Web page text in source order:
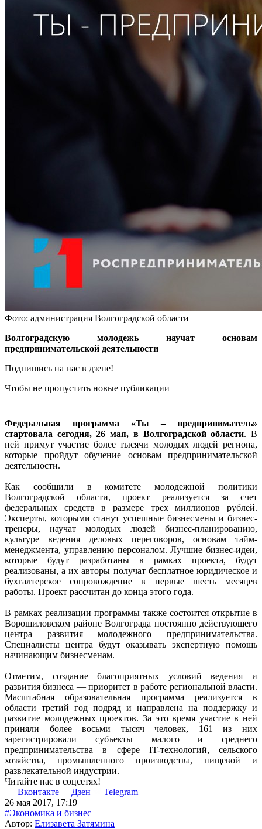
Фото: администрация Волгоградской области
Волгоградскую молодежь научат основам
предпринимательской деятельности
Подпишись на нас в дзене!
Чтобы не пропустить новые публикации
Федеральная программа «Ты – предприниматель»
стартовала сегодня, 26 мая, в Волгоградской области. В
ней примут участие более тысячи молодых людей региона,
которые пройдут обучение основам предпринимательской
деятельности.
Как сообщили в комитете молодежной политики
Волгоградской области, проект реализуется за счет
федеральных средств в размере трех миллионов рублей.
Эксперты, которыми станут успешные бизнесмены и бизнес-
тренеры, научат молодых людей бизнес-планированию,
культуре ведения деловых переговоров, основам тайм-
менеджмента, управлению персоналом. Лучшие бизнес-идеи,
которые будут разработаны в рамках проекта, будут
реализованы, а их авторы получат бесплатное юридическое и
бухгалтерское сопровождение в первые шесть месяцев
работы. Проект рассчитан до конца этого года.
В рамках реализации программы также состоится открытие в
Ворошиловском районе Волгограда постоянно действующего
центра развития молодежного предпринимательства.
Специалисты центра будут оказывать экспертную помощь
начинающим бизнесменам.
Отметим, создание благоприятных условий ведения и
развития бизнеса — приоритет в работе региональной власти.
Масштабная образовательная программа реализуется в
области третий год подряд и направлена на поддержку и
развитие молодежных проектов. За это время участие в ней
приняли более восьми тысяч человек, 161 из них
зарегистрировали субъекты малого и среднего
предпринимательства в сфере IT-технологий, сельского
хозяйства, промышленного производства, пищевой и
развлекательной индустрии.
Читайте нас в соцсетях!
Вконтакте
Дзен
Telegram
26 мая 2017, 17:19
#Экономика и бизнес
Автор: Елизавета Затямина